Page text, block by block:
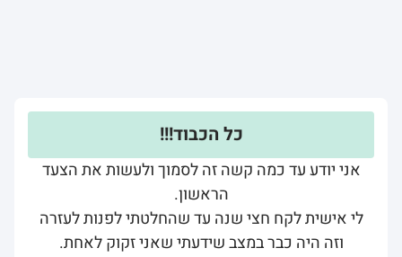
כל הכבוד!!!
אני יודע עד כמה קשה זה לסמוך ולעשות את הצעד
הראשון.
לי אישית לקח חצי שנה עד שהחלטתי לפנות לעזרה
וזה היה כבר במצב שידעתי שאני זקוק לאחת.